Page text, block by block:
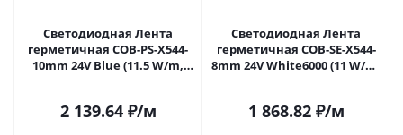
Светодиодная Лента
герметичная COB-PS-X544-
10mm 24V Blue (11.5 W/m,
2 139.64₽/м
Светодиодная Лента
герметичная COB-SE-X544-
8mm 24V White6000 (11 W/m,
1 868.82₽/м